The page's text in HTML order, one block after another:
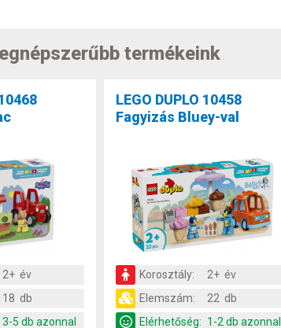
termékeink
2+ év
18 db
3-5 db azonnal
LEGO DUPLO 10458
Fagyizás Bluey-val
Korosztály:
2+ év
Elemszám:
22 db
Elérhetőség: 1-2 db azonnal